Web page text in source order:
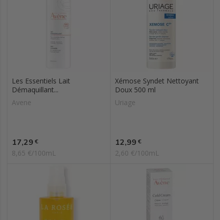
Les Essentiels Lait
Démaquillant...
Avene
Prix
17,29 €
8,65 €/100mL
Xémose Syndet Nettoyant
Doux 500 ml
Uriage
Prix
12,99 €
2,60 €/100mL